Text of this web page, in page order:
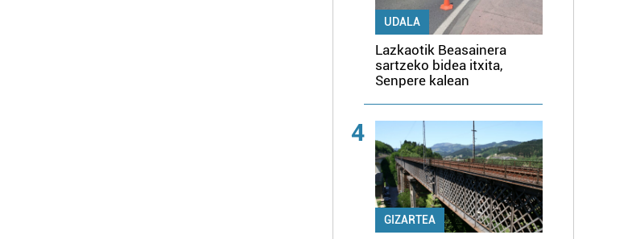
UDALA
Lazkaotik Beasainera
sartzeko bidea itxita,
Senpere kalean
4
GIZARTEA